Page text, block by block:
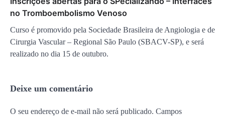
no Tromboembolismo Venoso
Curso é promovido pela Sociedade Brasileira de Angiologia e de
Cirurgia Vascular – Regional São Paulo (SBACV-SP), e será
realizado no dia 15 de outubro.
Deixe um comentário
O seu endereço de e-mail não será publicado. Campos